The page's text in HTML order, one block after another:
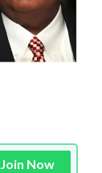
Join Now